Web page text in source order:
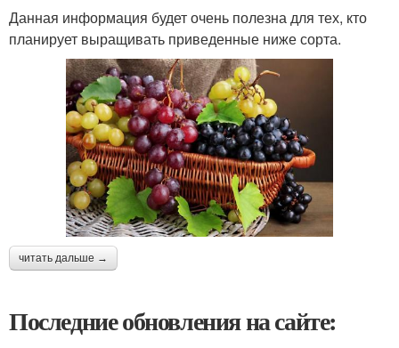
Данная информация будет очень полезна для тех, кто
планирует выращивать приведенные ниже сорта.
читать дальше →
Последние обновления на сайте: